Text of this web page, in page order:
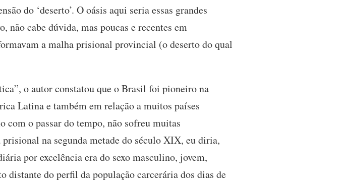
do ‘deserto’. O oásis aqui seria essas grandes
não cabe dúvida, mas poucas e recentes em
a malha prisional provincial (o deserto do qual
o autor constatou que o Brasil foi pioneiro na
Latina e também em relação a muitos países
com o passar do tempo, não sofreu muitas
na segunda metade do século XIX, eu diria,
por excelência era do sexo masculino, jovem,
distante do perfil da população carcerária dos dias de